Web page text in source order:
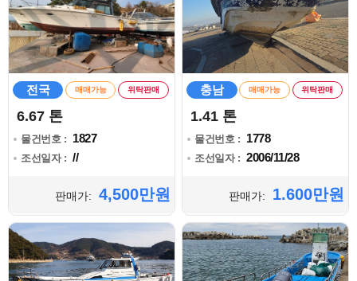
전국 매매가능 위탁판매
6.67 톤
물건번호 : 1827
조선일자 : //
판매가: 4,500만원
충남 매매가능 위탁판매
1.41 톤
물건번호 : 1778
조선일자 : 2006/11/28
판매가: 1.600만원